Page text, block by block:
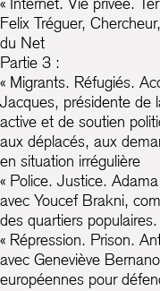
Felix Tréguer,
du Net
Partie 3 :
« Migrants. Réfugiés.
Jacques, présidente de
active et de soutien
aux déplacés, aux
en situation irrégulière
« Police. Justice.
avec Youcef Brakni,
des quartiers populaires.
« Répression. Prison.
avec Geneviève
européennes pour